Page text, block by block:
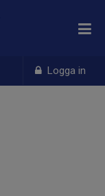
Logga in